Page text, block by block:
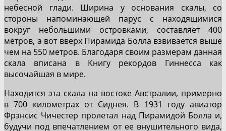
небесной глади. Ширина у основания скалы, со
стороны напоминающей парус с находящимися
вокруг небольшими островками, составляет 400
метров, а вот вверх Пирамида Болла взвивается выше
чем на 550 метров. Благодаря своим размерам данная
скала вписана в Книгу рекордов Гиннесса как
высочайшая в мире.
Находится эта скала на востоке Австралии, примерно
в 700 километрах от Сиднея. В 1931 году авиатор
Фрэнсис Чичестер пролетал над Пирамидой Болла и,
будучи под впечатлением от ее внушительного вида,